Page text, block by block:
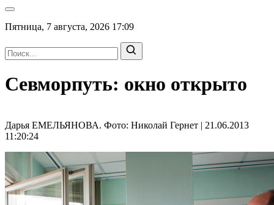
Пятница, 7 августа, 2026 17:09
Севморпуть: окно открыто
Дарья ЕМЕЛЬЯНОВА. Фото: Николай Гернет | 21.06.2013
11:20:24